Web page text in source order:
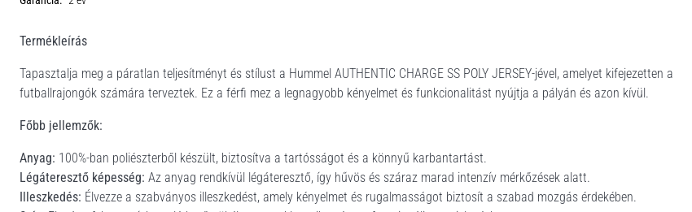
Termékleírás
Tapasztalja meg a páratlan teljesítményt és stílust a Hummel AUTHENTIC CHARGE SS POLY JERSEY-jével, amelyet kifejezetten a
futballrajongók számára terveztek. Ez a férfi mez a legnagyobb kényelmet és funkcionalitást nyújtja a pályán és azon kívül.
Főbb jellemzők:
Anyag: 100%-ban poliészterből készült, biztosítva a tartósságot és a könnyű karbantartást.
Légáteresztő képesség: Az anyag rendkívül légáteresztő, így hűvös és száraz marad intenzív mérkőzések alatt.
Illeszkedés: Élvezze a szabványos illeszkedést, amely kényelmet és rugalmasságot biztosít a szabad mozgás érdekében.